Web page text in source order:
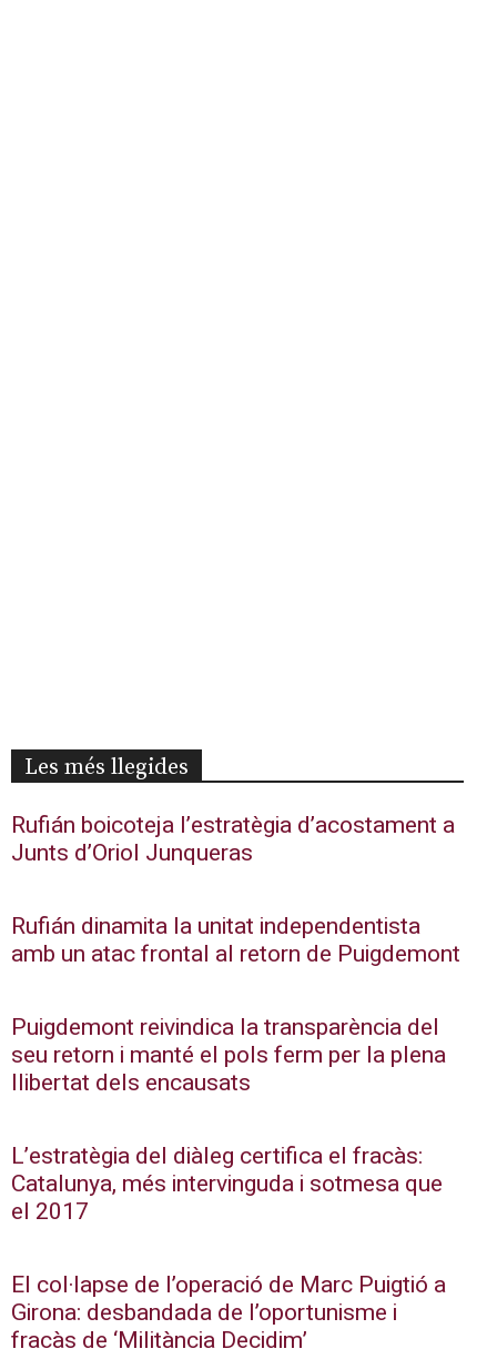
Les més llegides
Rufián boicoteja l’estratègia d’acostament a
Junts d’Oriol Junqueras
Rufián dinamita la unitat independentista
amb un atac frontal al retorn de Puigdemont
Puigdemont reivindica la transparència del
seu retorn i manté el pols ferm per la plena
llibertat dels encausats
L’estratègia del diàleg certifica el fracàs:
Catalunya, més intervinguda i sotmesa que
el 2017
El col·lapse de l’operació de Marc Puigtió a
Girona: desbandada de l’oportunisme i
fracàs de ‘Militància Decidim’